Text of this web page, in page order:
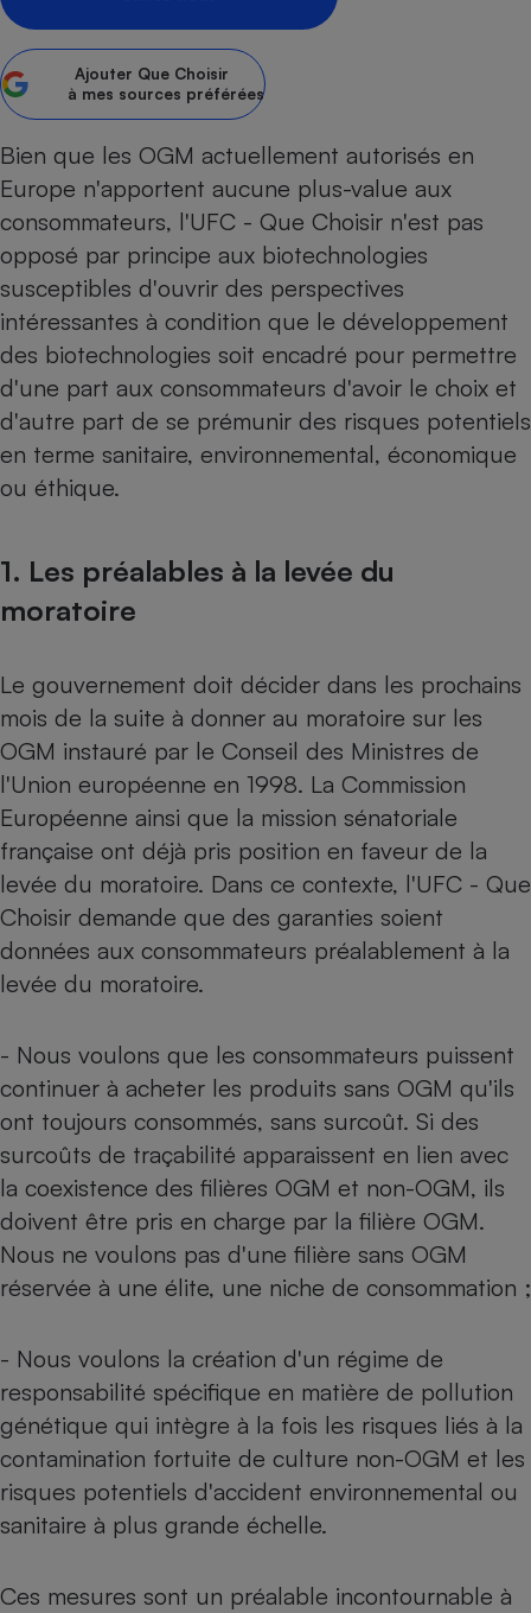
Ajouter Que Choisir
à mes sources préférées
Bien que les OGM actuellement autorisés en
Europe n'apportent aucune plus-value aux
consommateurs, l'UFC - Que Choisir n'est pas
opposé par principe aux biotechnologies
susceptibles d'ouvrir des perspectives
intéressantes à condition que le développement
des biotechnologies soit encadré pour permettre
d'une part aux consommateurs d'avoir le choix et
d'autre part de se prémunir des risques potentiels
en terme sanitaire, environnemental, économique
ou éthique.
1. Les préalables à la levée du
moratoire
Le gouvernement doit décider dans les prochains
mois de la suite à donner au moratoire sur les
OGM instauré par le Conseil des Ministres de
l'Union européenne en 1998. La Commission
Européenne ainsi que la mission sénatoriale
française ont déjà pris position en faveur de la
levée du moratoire. Dans ce contexte, l'UFC - Que
Choisir demande que des garanties soient
données aux consommateurs préalablement à la
levée du moratoire.
- Nous voulons que les consommateurs puissent
continuer à acheter les produits sans OGM qu'ils
ont toujours consommés, sans surcoût. Si des
surcoûts de traçabilité apparaissent en lien avec
la coexistence des filières OGM et non-OGM, ils
doivent être pris en charge par la filière OGM.
Nous ne voulons pas d'une filière sans OGM
réservée à une élite, une niche de consommation ;
- Nous voulons la création d'un régime de
responsabilité spécifique en matière de pollution
génétique qui intègre à la fois les risques liés à la
contamination fortuite de culture non-OGM et les
risques potentiels d'accident environnemental ou
sanitaire à plus grande échelle.
Ces mesures sont un préalable incontournable à
Sécurité - Hygiène
Supermarché - Drive
Complément
bouteille
Assurance
Mutuelle
Banque
Circulation routière
Comparateur auto
Supermarché - Drive
Comparatif plaque à
Comparatif hotte
Comparatif climatiseur
Comparatif aspirateur
Comparatif aspirateur
Comparatif cafetière
Comparatif robot cuiseur
Comparatif centrale
Petit électroménager -
Lave-linge
Plaque de cuisson à
induction
Climatiseur -
Ventilateur
Électricité - Gaz
Comparatif barre de son
Comparatif imprimante
Comparatif ordinateur
Comparatif ultrabook
Comparatif tablette
Image et son
Informatique
Téléviseur
Téléphone mobile -
Smartphone
Comparatif poêle à
Comparatif radiateur
Aménagement
Bricolage - Jardinage
Chauffage
Produit d'entretien
Sécurité domestique
Matelas
Climatiseur -
Ventilateur
Hygiène - Beauté
Maladie - Médecine -
Système de santé -
Retraite
Choisir son pellet
Comparateur assurance emprunteur
Tous les comparateurs
Toutes les cartes interactives
Speedtest - Testez le débit de votre
connexion Internet